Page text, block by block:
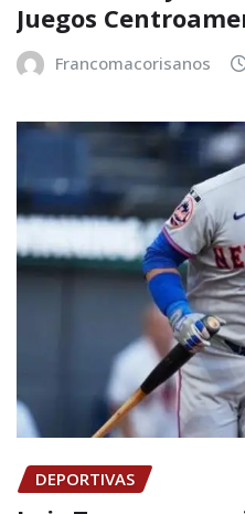
Juegos
Francomacorisanos
DEPORTIVAS